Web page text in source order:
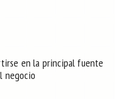
en la principal fuente
negocio